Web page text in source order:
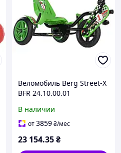
Веломобиль Berg Street-X
BFR 24.10.00.01
В наличии
от3859₴/мес
23 154.35₴